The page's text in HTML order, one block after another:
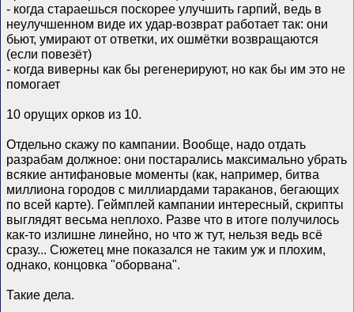
- когда стараешься поскорее улучшить гарпий, ведь в
неулучшенном виде их удар-возврат работает так: они
бьют, умирают от ответки, их ошмётки возвращаются
(если повезёт)
- когда виверны как бы регенерируют, но как бы им это не
помогает
10 орущих орков из 10.
Отдельно скажу по кампании. Вообще, надо отдать
разрабам должное: они постарались максимально убрать
всякие антифановые моменты (как, например, битва
миллиона городов с миллиардами тараканов, бегающих
по всей карте). Геймплей кампании интересный, скрипты
выглядят весьма неплохо. Разве что в итоге получилось
как-то излишне линейно, но что ж тут, нельзя ведь всё
сразу... Сюжетец мне показался не таким уж и плохим,
однако, концовка "оборвана".
Такие дела.